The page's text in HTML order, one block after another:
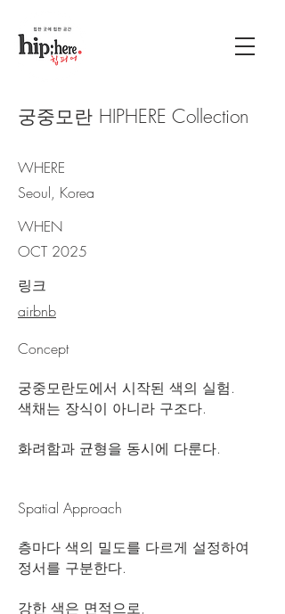
궁중모란 HIPHERE Collection
WHERE
Seoul, Korea
WHEN
OCT 2025
링크
airbnb
Concept
궁중모란도에서 시작된 색의 실험.
색채는 장식이 아니라 구조다.
화려함과 균형을 동시에 다룬다.
Spatial Approach
층마다 색의 밀도를 다르게 설정하여
정서를 구분한다.
강한 색은 면적으로,